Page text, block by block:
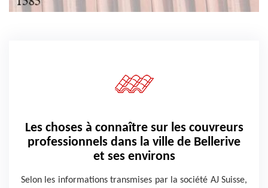
Les choses à connaître sur les couvreurs
professionnels dans la ville de Bellerive
et ses environs
Selon les informations transmises par la société AJ Suisse,